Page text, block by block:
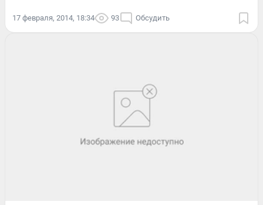
17 февраля, 2014, 18:34 93 Обсудить